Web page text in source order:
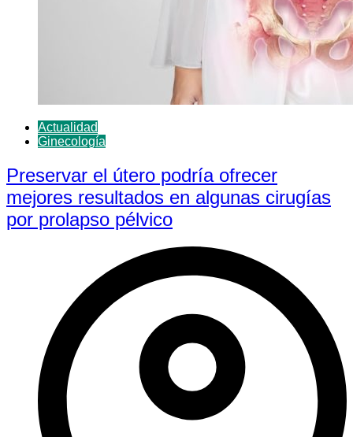
Actualidad
Ginecología
Preservar el útero podría ofrecer
mejores resultados en algunas cirugías
por prolapso pélvico